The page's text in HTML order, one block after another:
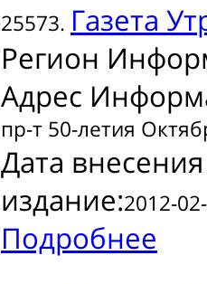
25573. Газета
Регион
Адрес
пр-т 50-летия
Дата
издание:2012-
Подробнее